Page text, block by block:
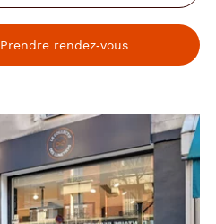
Prendre rendez‑vous